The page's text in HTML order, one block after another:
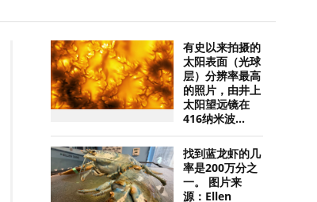
有史以来拍摄的
太阳表面（光球
层）分辨率最高
的照片，由井上
太阳望远镜在
416纳米波...
找到蓝龙虾的几
率是200万分之
一。 图片来
源：Ellen